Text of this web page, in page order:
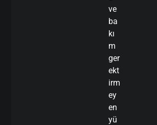
ve
ba
kı
m
ger
ekt
irm
ey
en
yü